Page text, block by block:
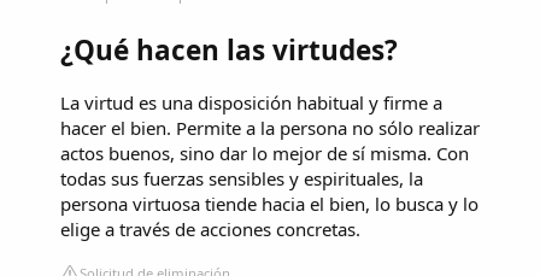
¿Qué hacen las virtudes?
La virtud es una disposición habitual y firme a
hacer el bien. Permite a la persona no sólo realizar
actos buenos, sino dar lo mejor de sí misma. Con
todas sus fuerzas sensibles y espirituales, la
persona virtuosa tiende hacia el bien, lo busca y lo
elige a través de acciones concretas.